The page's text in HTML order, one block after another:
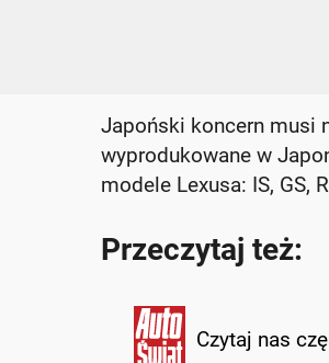
Japoński koncern musi
wyprodukowane w
modele Lexusa: IS, GS,
Przeczytaj też:
Czytaj nas